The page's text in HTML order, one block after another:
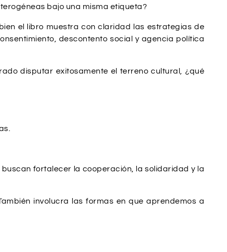
bajo una misma etiqueta?
el libro muestra con claridad las estrategias de
descontento social y agencia política
disputar exitosamente el terreno cultural, ¿qué
fortalecer la cooperación, la solidaridad y la
involucra las formas en que aprendemos a